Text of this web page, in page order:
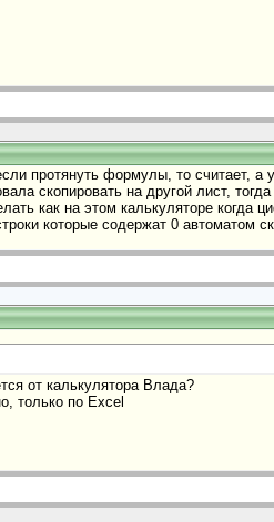
протянуть формулы, то считает, а
скопировать на другой лист,
как на этом калькуляторе когда
которые содержат 0 автоматом
от калькулятора Влада?
только по Excel